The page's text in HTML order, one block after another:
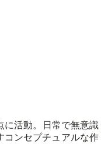
に活動。日常で無意識
コンセプチュアルな作